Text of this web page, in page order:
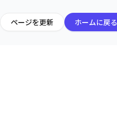
ページを更新 ホームに戻る